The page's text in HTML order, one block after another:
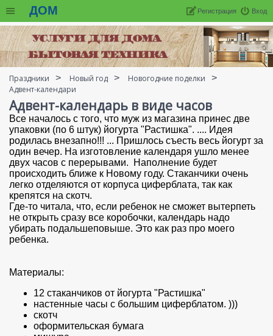
ДОМ Вход
Регистрация
Праздники Новый год
Новогодние поделки
Адвент-календари
Адвент-календарь в виде часов
Все началось с того, что муж из магазина принес две
упаковки (по 6 штук) йогурта "Растишка". .... Идея
родилась внезапно!!! ... Пришлось съесть весь йогурт за
один вечер. На изготовление календаря ушло менее
двух часов с перерывами. Наполнение будет
происходить ближе к Новому году. Стаканчики очень
легко отделяются от корпуса циферблата, так как
крепятся на скотч.
Где-то читала, что, если ребенок не сможет вытерпеть
не открыть сразу все коробочки, календарь надо
убирать подальшеповыше. Это как раз про моего
ребенка.
Материалы:
12 стаканчиков от йогурта "Растишка"
настенные часы с большим циферблатом. )))
скотч
оформительская бумага